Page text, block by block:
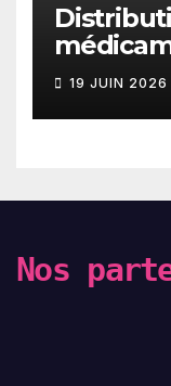
19 JUIN 2026
Nos